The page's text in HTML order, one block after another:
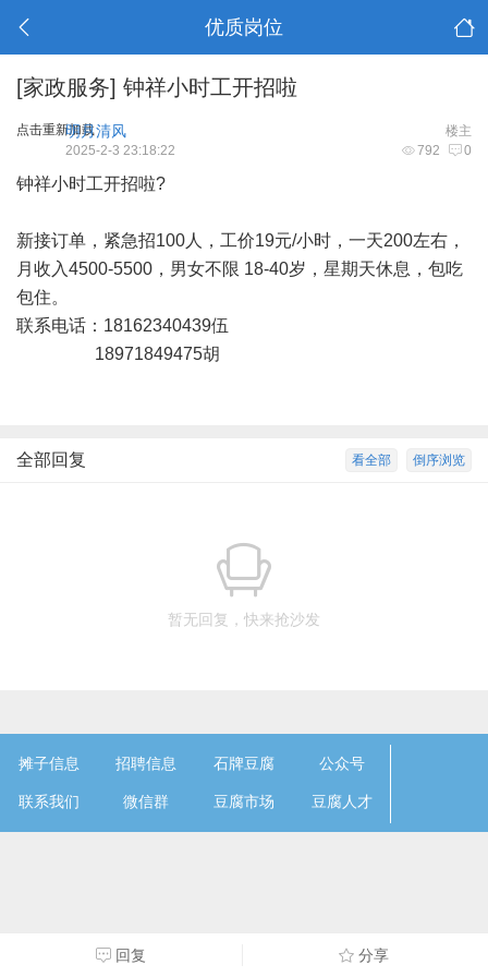
优质岗位
[家政服务] 钟祥小时工开招啦
点击重新加载 楼主
明月清风
792 0
2025-2-3 23:18:22
钟祥小时工开招啦?
新接订单，紧急招100人，工价19元/小时，一天200左右，
月收入4500-5500，男女不限 18-40岁，星期天休息，包吃
包住。
联系电话：18162340439伍
18971849475胡
倒序浏览
看全部
全部回复
暂无回复，快来抢沙发
回复 分享
摊子信息 招聘信息 石牌豆腐 公众号
联系我们 微信群 豆腐市场 豆腐人才